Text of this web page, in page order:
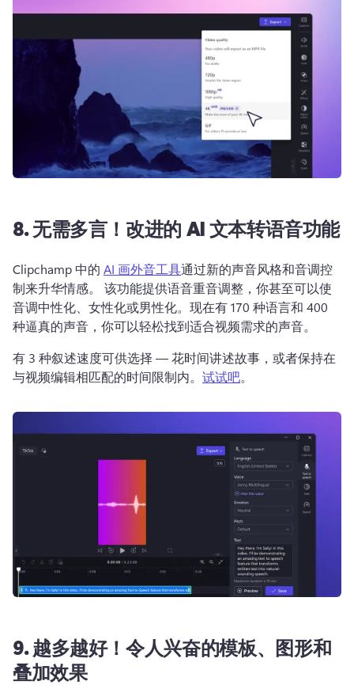
8. 无需多言！改进的 AI 文本转语音功能
Clipchamp 中的 AI 画外音工具通过新的声音风格和音调控
制来升华情感。 该功能提供语音重音调整，你甚至可以使
音调中性化、女性化或男性化。现在有 170 种语言和 400
种逼真的声音，你可以轻松找到适合视频需求的声音。
有 3 种叙述速度可供选择 — 花时间讲述故事，或者保持在
与视频编辑相匹配的时间限制内。 试试吧。
9. 越多越好！令人兴奋的模板、图形和
叠加效果